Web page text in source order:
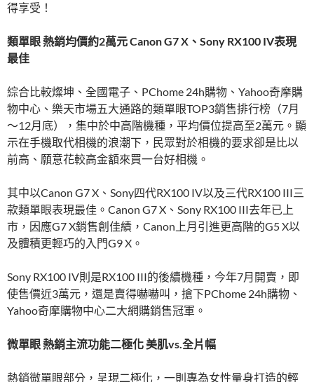
得享受！
類單眼 熱銷均價約2萬元 Canon G7 X、Sony RX100 IV表現
最佳
綜合比較燦坤、全國電子、PChome 24h購物、Yahoo奇摩購
物中心、樂天市場五大通路的類單眼TOP3銷售排行榜（7月
～12月底），集中於中高階機種，平均價位提高至2萬元。顯
示在手機取代相機的浪潮下，民眾對於相機的要求卻是比以
前高、願意花較高金額來買一台好相機。
其中以Canon G7 X、Sony四代RX100 IV以及三代RX100 III三
款類單眼表現最佳。Canon G7 X、Sony RX100 III去年已上
市，因應G7 X銷售創佳績，Canon上月引進更高階的G5 X以
及體積更輕巧的入門G9 X。
Sony RX100 IV則是RX100 III的後續機種，今年7月開賣，即
使售價近3萬元，還是賣得嚇嚇叫，搶下PChome 24h購物、
Yahoo奇摩購物中心二大網購銷售冠軍。
微單眼 熱銷主流功能二極化 美肌vs.全片幅
熱銷微單眼部分，呈現二極化，一則專為女性量身打造的輕